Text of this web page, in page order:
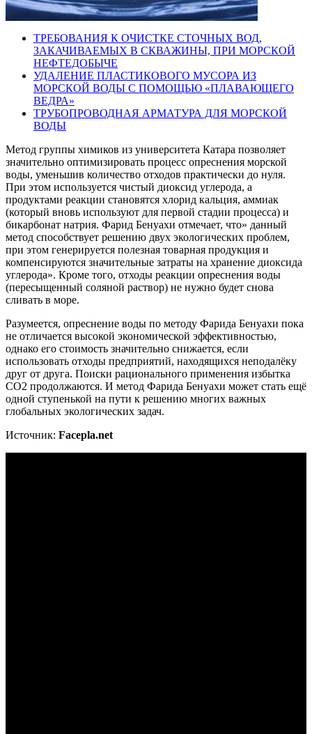
ТРЕБОВАНИЯ К ОЧИСТКЕ СТОЧНЫХ ВОД,
ЗАКАЧИВАЕМЫХ В СКВАЖИНЫ, ПРИ МОРСКОЙ
НЕФТЕДОБЫЧЕ
УДАЛЕНИЕ ПЛАСТИКОВОГО МУСОРА ИЗ
МОРСКОЙ ВОДЫ С ПОМОЩЬЮ «ПЛАВАЮЩЕГО
ВЕДРА»
ТРУБОПРОВОДНАЯ АРМАТУРА ДЛЯ МОРСКОЙ
ВОДЫ
Метод группы химиков из университета Катара позволяет
значительно оптимизировать процесс опреснения морской
воды, уменьшив количество отходов практически до нуля.
При этом используется чистый диоксид углерода, а
продуктами реакции становятся хлорид кальция, аммиак
(который вновь используют для первой стадии процесса) и
бикарбонат натрия. Фарид Бенуахи отмечает, что» данный
метод способствует решению двух экологических проблем,
при этом генерируется полезная товарная продукция и
компенсируются значительные затраты на хранение диоксида
углерода». Кроме того, отходы реакции опреснения воды
(пересыщенный соляной раствор) не нужно будет снова
сливать в море.
Разумеется, опреснение воды по методу Фарида Бенуахи пока
не отличается высокой экономической эффективностью,
однако его стоимость значительно снижается, если
использовать отходы предприятий, находящихся неподалёку
друг от друга. Поиски рационального применения избытка
СО2 продолжаются. И метод Фарида Бенуахи может стать ещё
одной ступенькой на пути к решению многих важных
глобальных экологических задач.
Источник: Facepla.net